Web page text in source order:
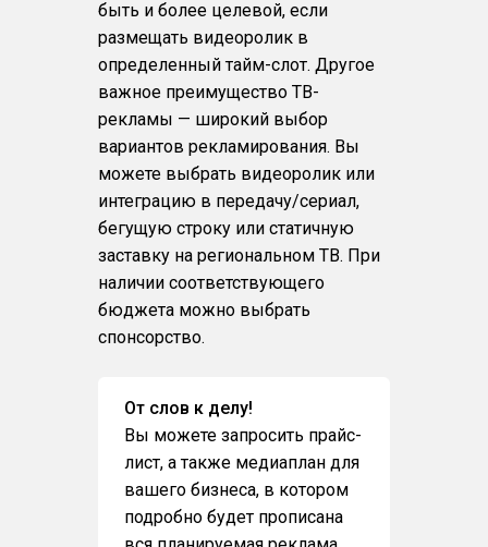
быть и более целевой, если
размещать видеоролик в
определенный тайм-слот. Другое
важное преимущество ТВ-
рекламы — широкий выбор
вариантов рекламирования. Вы
можете выбрать видеоролик или
интеграцию в передачу/сериал,
бегущую строку или статичную
заставку на региональном ТВ. При
наличии соответствующего
бюджета можно выбрать
спонсорство.
От слов к делу!
Вы можете запросить прайс-
лист, а также медиаплан для
вашего бизнеса, в котором
подробно будет прописана